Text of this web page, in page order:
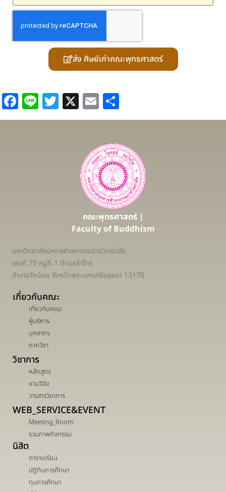
ส่ง ศิษย์เก่าคณะพุทธศาสตร์
Facebook
LineTwitter
X Email
คณะพุทธศาสตร์ |
Faculty of Buddhism
มหาวิทยาลัยมหาจุฬาลงกรณราชวิทยาลัย
เลขที่ 79 หมู่ที่ 1 ตำบลลำไทร
อำเภอวังน้อย จังหวัดพระนครศรีอยุธยา 13170
เกี่ยวกับคณะ
เกี่ยวกับคณะ
ผู้บริหาร
บุคลากร
ภาควิชา
วิชาการ
หลักสูตร
งานวิจัย
วารสารวิชาการ
WEB_SERVICE&EVENT
Meeting_Room
รวมภาพกิจกรรม
นิสิต
ตารางเรียน
ปฏิทินการศึกษา
ทุนการศึกษา